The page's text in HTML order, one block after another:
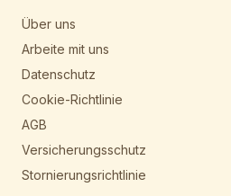
Über uns
Arbeite mit uns
Datenschutz
Cookie-Richtlinie
AGB
Versicherungsschutz
Stornierungsrichtlinie